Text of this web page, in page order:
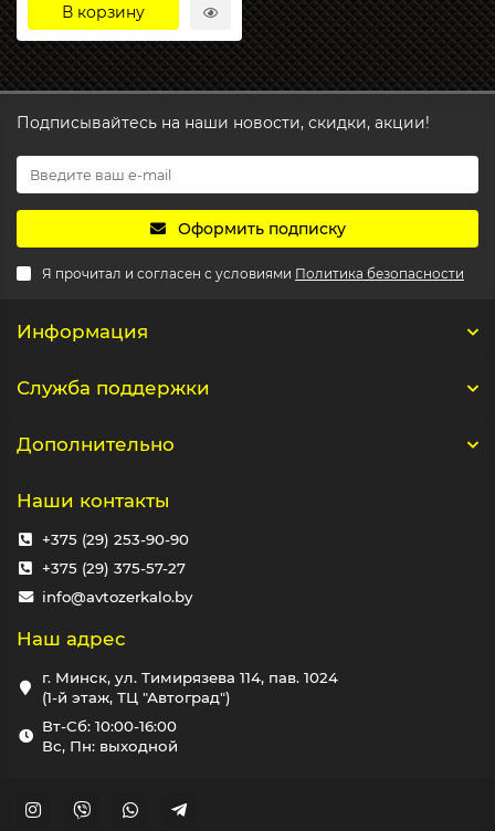
В корзину
Подписывайтесь на наши новости, скидки, акции!
Оформить подписку
Я прочитал и согласен с условиями Политика безопасности
Информация
Служба поддержки
Дополнительно
Наши контакты
+375 (29) 253-90-90
+375 (29) 375-57-27
info@avtozerkalo.by
Наш адрес
г. Минск, ул. Тимирязева 114, пав. 1024
(1-й этаж, ТЦ "Автоград")
Вт-Сб: 10:00-16:00
Вс, Пн: выходной